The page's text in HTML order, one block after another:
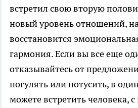
встретил свою вторую
новый уровень отношений,
восстановится
гармония. Если вы все еще
отказывайтесь от
погулять или потусить, в
можете встретить человека,